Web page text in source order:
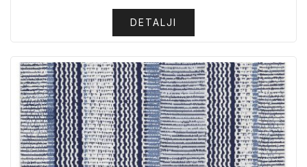
DETALJI